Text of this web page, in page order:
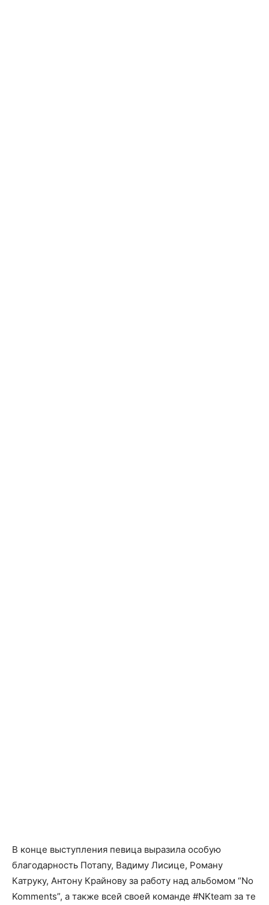
В конце выступления певица выразила особую
благодарность Потапу, Вадиму Лисице, Роману
Катруку, Антону Крайнову за работу над альбомом “No
Komments”, а также всей своей команде #NKteam за те